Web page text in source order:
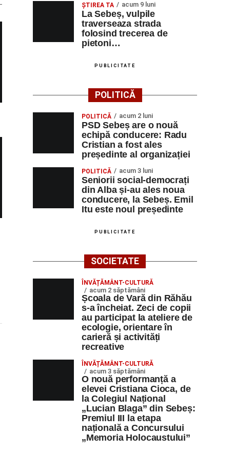
ŞTIREA TA acum 9 luni
La Sebeș, vulpile
traverseaza strada
folosind trecerea de
pietoni…
PUBLICITATE
POLITICĂ
POLITICĂ acum 2 luni
PSD Sebeș are o nouă
echipă conducere: Radu
Cristian a fost ales
președinte al organizației
POLITICĂ acum 3 luni
Seniorii social-democrați
din Alba și-au ales noua
conducere, la Sebeș. Emil
Itu este noul președinte
PUBLICITATE
SOCIETATE
ÎNVĂȚĂMÂNT-CULTURĂ
acum 2 săptămâni
Școala de Vară din Răhău
s-a încheiat. Zeci de copii
au participat la ateliere de
ecologie, orientare în
carieră și activități
recreative
ÎNVĂȚĂMÂNT-CULTURĂ
acum 3 săptămâni
O nouă performanță a
elevei Cristiana Cioca, de
la Colegiul Național
„Lucian Blaga” din Sebeș:
Premiul III la etapa
națională a Concursului
„Memoria Holocaustului”